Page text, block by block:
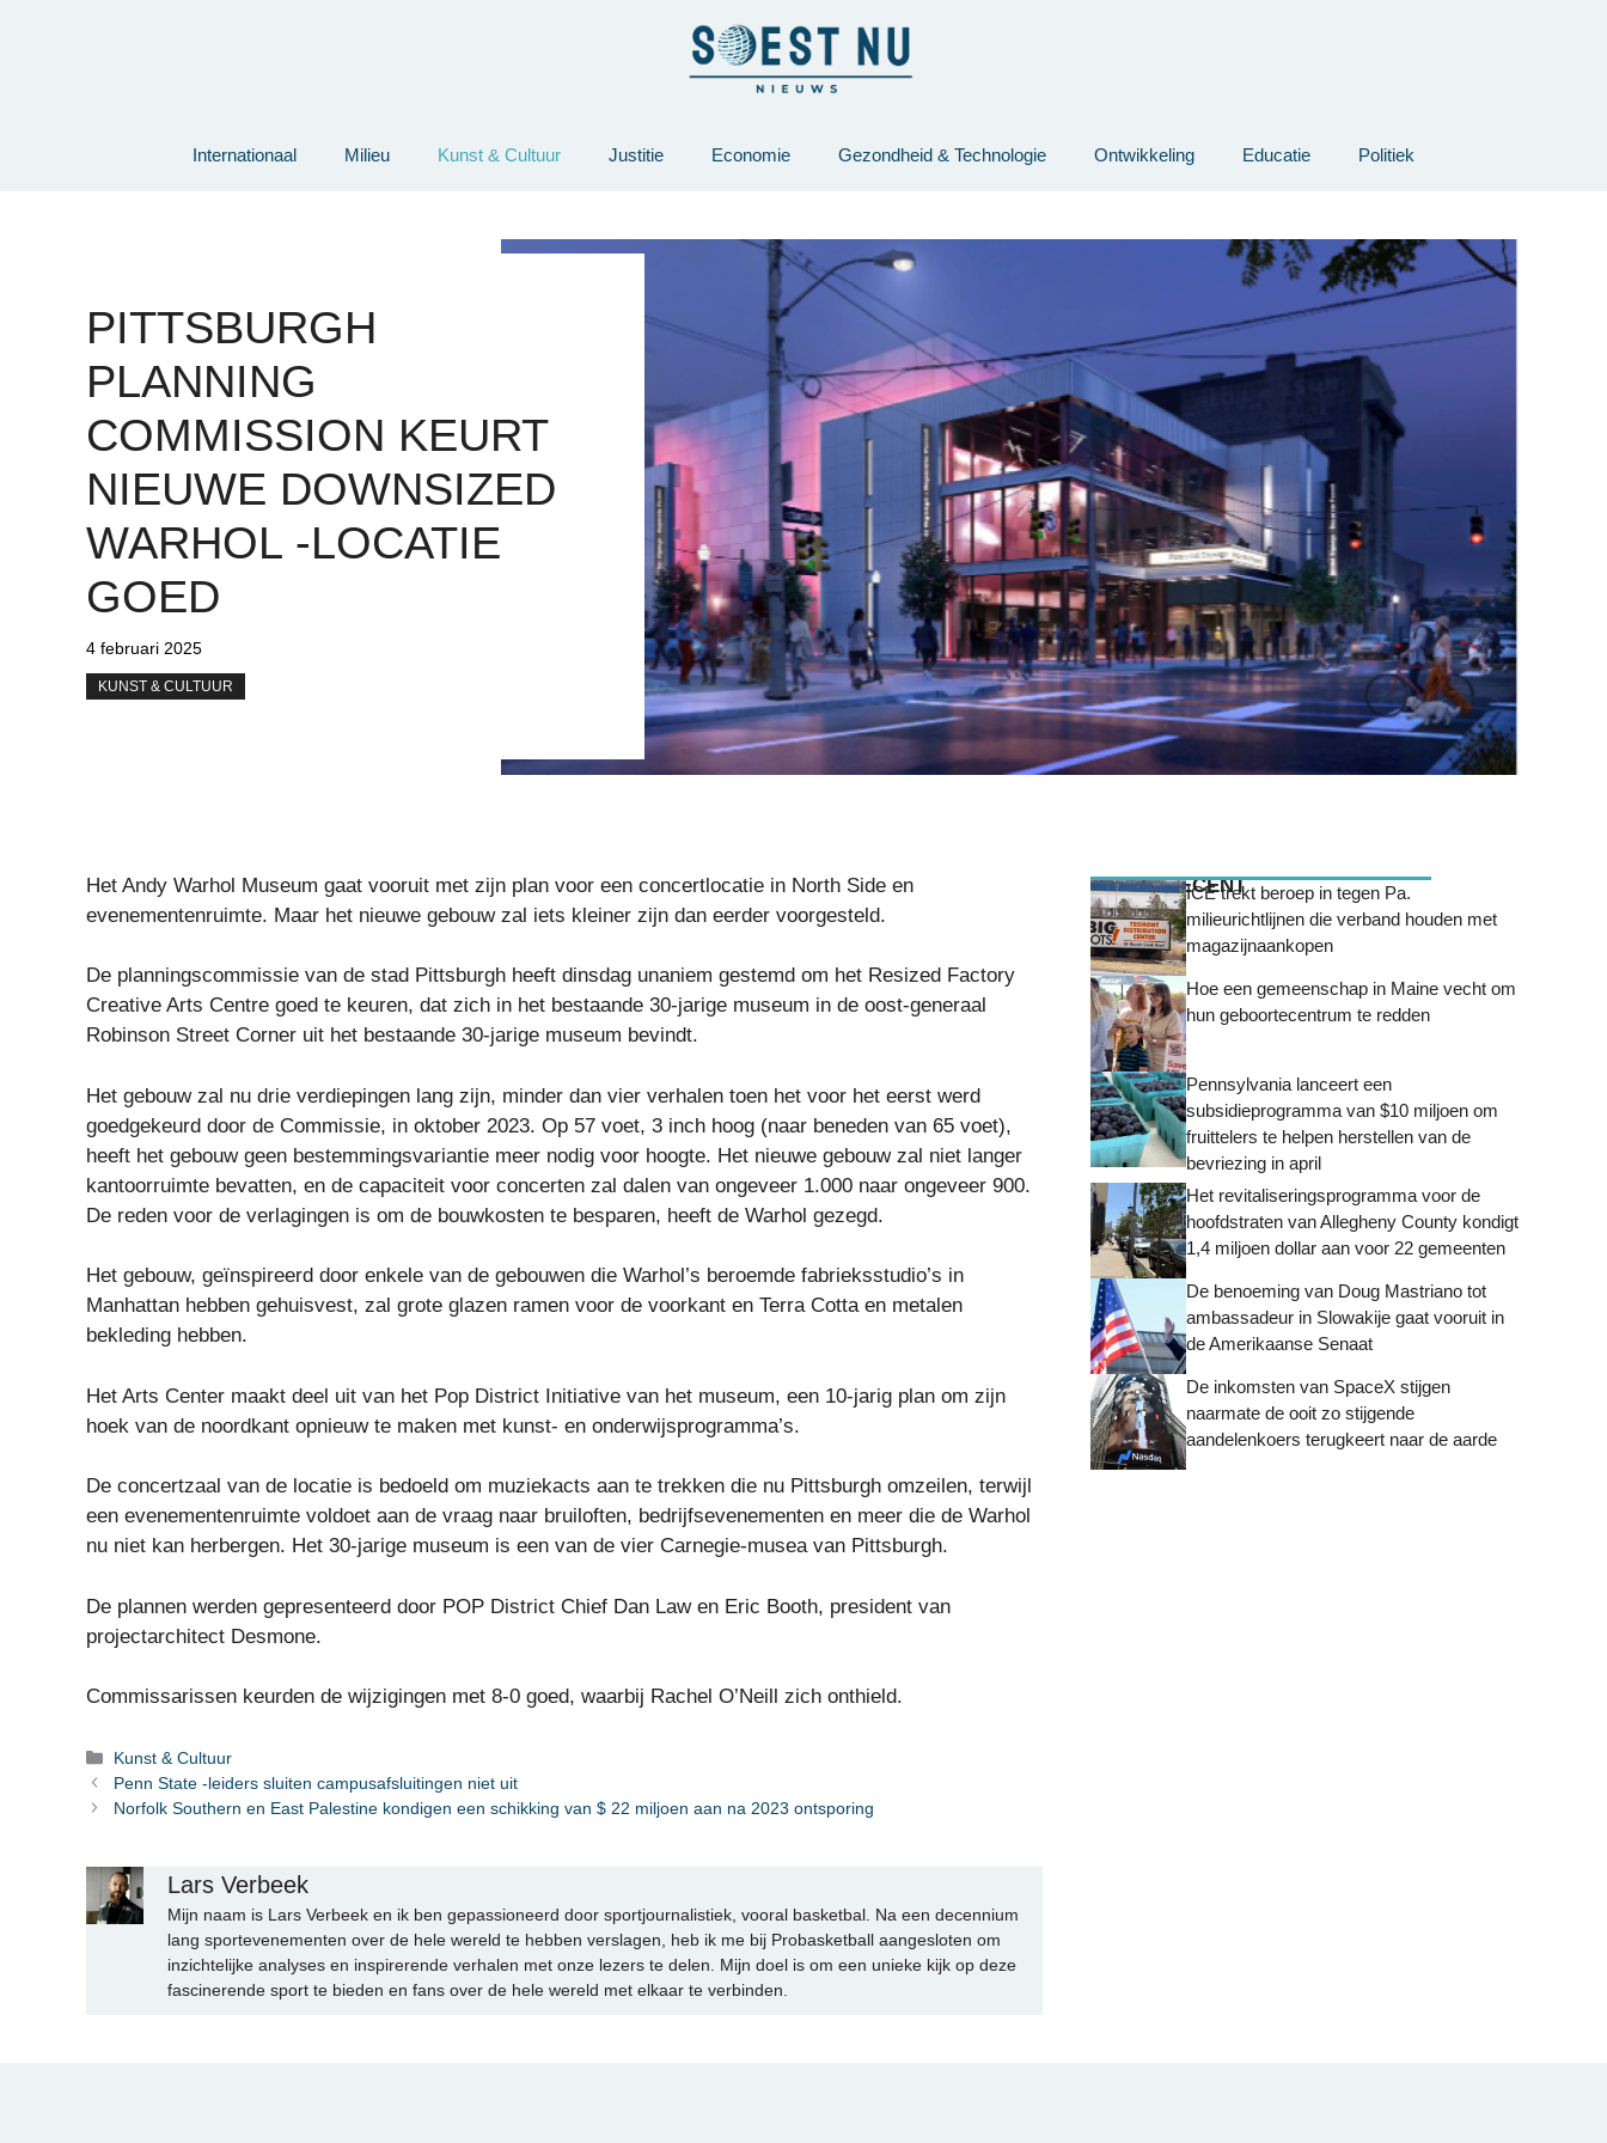
Internationaal Milieu Kunst & Cultuur Justitie Economie Gezondheid & Technologie Ontwikkeling Educatie Politiek
PITTSBURGH
PLANNING
COMMISSION KEURT
NIEUWE DOWNSIZED
WARHOL -LOCATIE
GOED
4 februari 2025
KUNST & CULTUUR
Het Andy Warhol Museum gaat vooruit met zijn plan voor een concertlocatie in North Side en
evenementenruimte. Maar het nieuwe gebouw zal iets kleiner zijn dan eerder voorgesteld.
De planningscommissie van de stad Pittsburgh heeft dinsdag unaniem gestemd om het Resized Factory
Creative Arts Centre goed te keuren, dat zich in het bestaande 30-jarige museum in de oost-generaal
Robinson Street Corner uit het bestaande 30-jarige museum bevindt.
Het gebouw zal nu drie verdiepingen lang zijn, minder dan vier verhalen toen het voor het eerst werd
goedgekeurd door de Commissie, in oktober 2023. Op 57 voet, 3 inch hoog (naar beneden van 65 voet),
heeft het gebouw geen bestemmingsvariantie meer nodig voor hoogte. Het nieuwe gebouw zal niet langer
kantoorruimte bevatten, en de capaciteit voor concerten zal dalen van ongeveer 1.000 naar ongeveer 900.
De reden voor de verlagingen is om de bouwkosten te besparen, heeft de Warhol gezegd.
Het gebouw, geïnspireerd door enkele van de gebouwen die Warhol’s beroemde fabrieksstudio’s in
Manhattan hebben gehuisvest, zal grote glazen ramen voor de voorkant en Terra Cotta en metalen
bekleding hebben.
Het Arts Center maakt deel uit van het Pop District Initiative van het museum, een 10-jarig plan om zijn
hoek van de noordkant opnieuw te maken met kunst- en onderwijsprogramma’s.
De concertzaal van de locatie is bedoeld om muziekacts aan te trekken die nu Pittsburgh omzeilen, terwijl
een evenementenruimte voldoet aan de vraag naar bruiloften, bedrijfsevenementen en meer die de Warhol
nu niet kan herbergen. Het 30-jarige museum is een van de vier Carnegie-musea van Pittsburgh.
De plannen werden gepresenteerd door POP District Chief Dan Law en Eric Booth, president van
projectarchitect Desmone.
Commissarissen keurden de wijzigingen met 8-0 goed, waarbij Rachel O’Neill zich onthield.
Categorieën
Kunst & Cultuur
Penn State -leiders sluiten campusafsluitingen niet uit
Norfolk Southern en East Palestine kondigen een schikking van $ 22 miljoen aan na 2023 ontsporing
Lars Verbeek
Mijn naam is Lars Verbeek en ik ben gepassioneerd door sportjournalistiek, vooral basketbal. Na een decennium
lang sportevenementen over de hele wereld te hebben verslagen, heb ik me bij Probasketball aangesloten om
inzichtelijke analyses en inspirerende verhalen met onze lezers te delen. Mijn doel is om een unieke kijk op deze
fascinerende sport te bieden en fans over de hele wereld met elkaar te verbinden.
MEEST RECENTICE trekt beroep in tegen Pa.
milieurichtlijnen die verband houden met
magazijnaankopen
Hoe een gemeenschap in Maine vecht om
hun geboortecentrum te redden
Pennsylvania lanceert een
subsidieprogramma van $10 miljoen om
fruittelers te helpen herstellen van de
bevriezing in april
Het revitaliseringsprogramma voor de
hoofdstraten van Allegheny County kondigt
1,4 miljoen dollar aan voor 22 gemeenten
De benoeming van Doug Mastriano tot
ambassadeur in Slowakije gaat vooruit in
de Amerikaanse Senaat
De inkomsten van SpaceX stijgen
naarmate de ooit zo stijgende
aandelenkoers terugkeert naar de aarde